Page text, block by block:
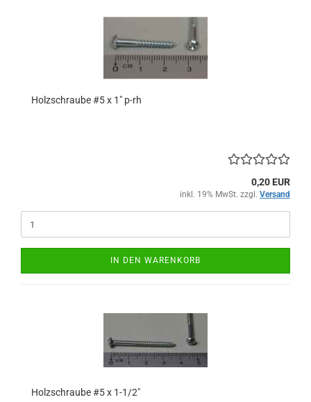
Holzschraube #5 x 1" p-rh
0,20 EUR
inkl. 19% MwSt. zzgl. Versand
IN DEN WARENKORB
Holzschraube #5 x 1-1/2"